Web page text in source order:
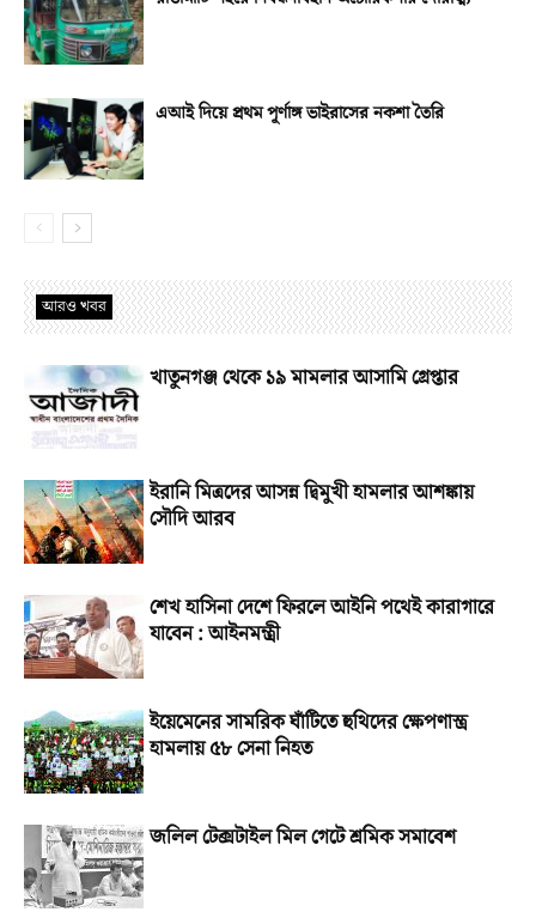
এআই দিয়ে প্রথম পূর্ণাঙ্গ ভাইরাসের নকশা তৈরি
আরও খবর
খাতুনগঞ্জ থেকে ১৯ মামলার আসামি গ্রেপ্তার
ইরানি মিত্রদের আসন্ন দ্বিমুখী হামলার আশঙ্কায়
সৌদি আরব
শেখ হাসিনা দেশে ফিরলে আইনি পথেই কারাগারে
যাবেন : আইনমন্ত্রী
ইয়েমেনের সামরিক ঘাঁটিতে হুথিদের ক্ষেপণাস্ত্র
হামলায় ৫৮ সেনা নিহত
জলিল টেক্সটাইল মিল গেটে শ্রমিক সমাবেশ